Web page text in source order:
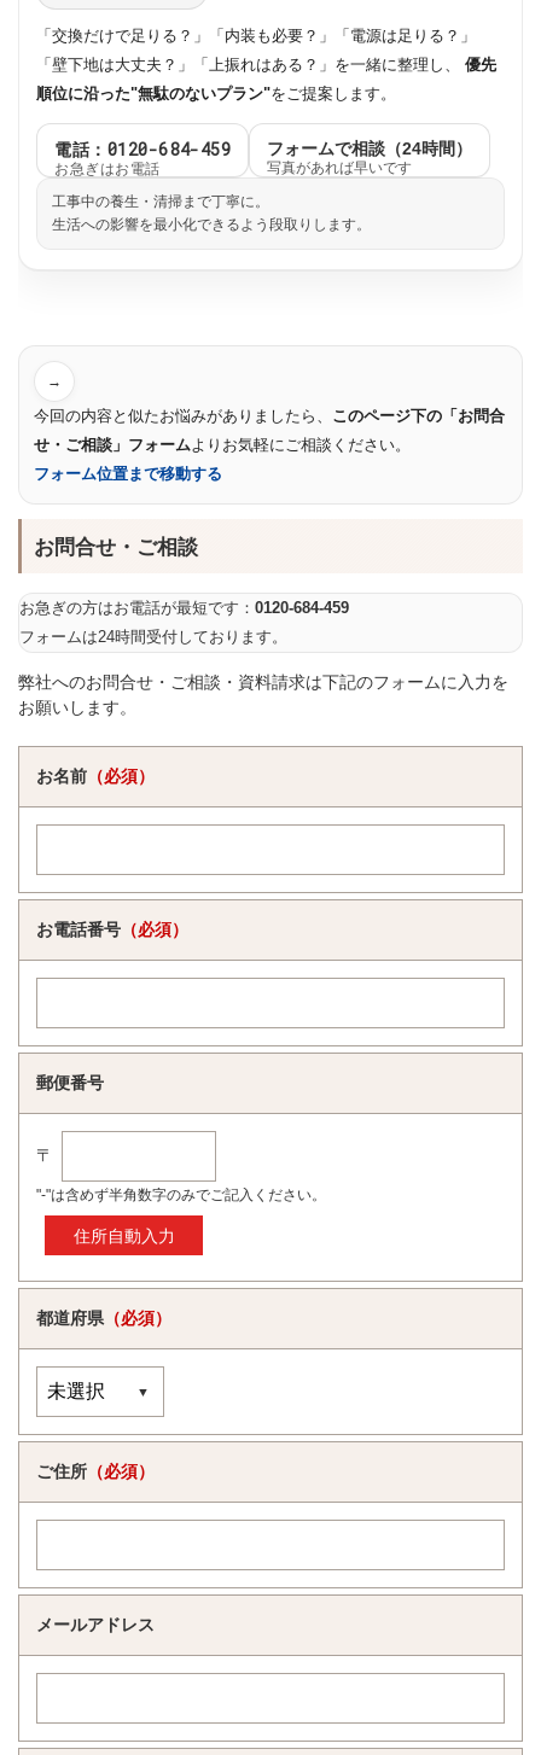
「交換だけで足りる？」「内装も必要？」「電源は足りる？」
「壁下地は大丈夫？」「上振れはある？」を一緒に整理し、 優先
順位に沿った"無駄のないプラン"をご提案します。
電話：0120-684-459
お急ぎはお電話
フォームで相談（24時間）
写真があれば早いです
工事中の養生・清掃まで丁寧に。
生活への影響を最小化できるよう段取りします。
→
今回の内容と似たお悩みがありましたら、 このページ下の「お問合
せ・ご相談」フォーム よりお気軽にご相談ください。
フォーム位置まで移動する
お問合せ・ご相談
お急ぎの方はお電話が最短です： 0120-684-459
フォームは24時間受付しております。
弊社へのお問合せ・ご相談・資料請求は下記のフォームに入力を
お願いします。
お名前 （必須）
お電話番号 （必須）
郵便番号
〒
"-"は含めず半角数字のみでご記入ください。
都道府県（必須）
ご住所 （必須）
メールアドレス